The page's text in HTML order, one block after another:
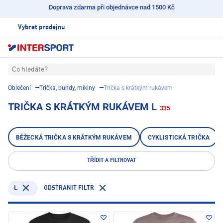
Doprava zdarma při objednávce nad 1500 Kč
Vybrat prodejnu
Co hledáte?
Oblečení Trička, bundy, mikiny Trička s krátkým rukávem
TRIČKA S KRÁTKÝM RUKÁVEM L 335
BĚŽECKÁ TRIČKA S KRÁTKÝM RUKÁVEM CYKLISTICKÁ TRIČKA
TŘÍDIT A FILTROVAT
L ODSTRANIT FILTR